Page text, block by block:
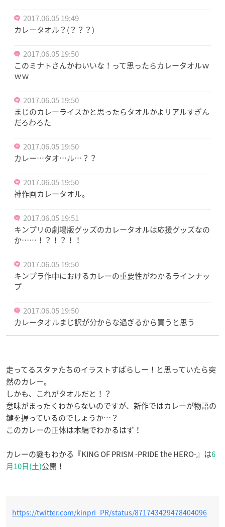
2017.06.05 19:49
カレータオル？(？？？)
2017.06.05 19:50
このミナトさんかわいいな！って思ったらカレータオルｗ
ｗｗ
2017.06.05 19:50
まじのカレーライスかと思ったらタオルかよリアルすぎん
だろわろた
2017.06.05 19:50
カレー…タオ…ル…？？
2017.06.05 19:50
神作画カレータオル。
2017.06.05 19:51
キンプリの劇場版グッズのカレータオルは応援グッズなの
か……！？！？！！
2017.06.05 19:50
キンプラ作中におけるカレーの重要性がわかるラインナッ
プ
2017.06.05 19:50
カレータオルまじ訳が分からな過ぎるから買うと思う
走ってるスタァたちのイラストすばらしー！と思っていたら突
然のカレー。
しかも、これがタオルだと！？
意味がまったくわからないのですが、新作ではカレーが物語の
鍵を握っているのでしょうか…？
このカレーの正体は本編でわかるはず！
カレーの謎もわかる『KING OF PRISM -PRIDE the HERO-』は6
月10日(土)公開！
https://twitter.com/kinpri_PR/status/871743429478404096